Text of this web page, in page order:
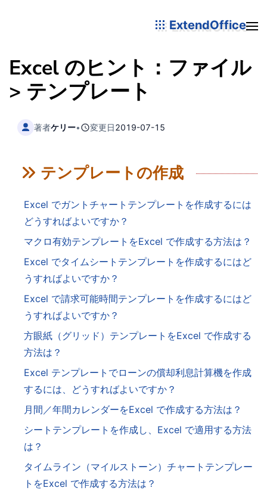
ExtendOffice
Excel のヒント：ファイル
> テンプレート
著者ケリー• 変更日2019-07-15
テンプレートの作成
Excel でガントチャートテンプレートを作成するには
どうすればよいですか？
マクロ有効テンプレートをExcel で作成する方法は？
Excel でタイムシートテンプレートを作成するにはど
うすればよいですか？
Excel で請求可能時間テンプレートを作成するにはど
うすればよいですか？
方眼紙（グリッド）テンプレートをExcel で作成する
方法は？
Excel テンプレートでローンの償却利息計算機を作成
するには、どうすればよいですか？
月間／年間カレンダーをExcel で作成する方法は？
シートテンプレートを作成し、Excel で適用する方法
は？
タイムライン（マイルストーン）チャートテンプレー
トをExcel で作成する方法は？